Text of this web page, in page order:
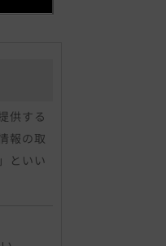
供する
報の取
といい